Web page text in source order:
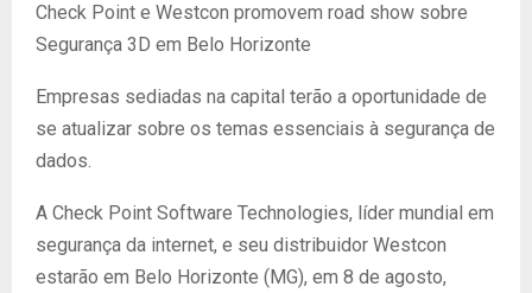
Check Point e Westcon promovem road show sobre
Segurança 3D em Belo Horizonte
Empresas sediadas na capital terão a oportunidade de
se atualizar sobre os temas essenciais à segurança de
dados.
A Check Point Software Technologies, líder mundial em
segurança da internet, e seu distribuidor Westcon
estarão em Belo Horizonte (MG), em 8 de agosto,